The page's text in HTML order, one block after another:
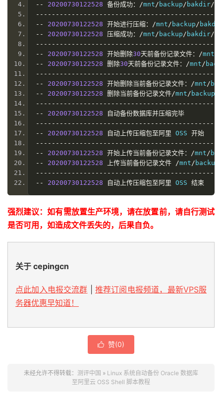
  rm
-rf $DATA_DIR /${ORACLE_SID}_${DEL_TIME }*
echo
echo "-- $(date +'%Y%m%d%H%M%S') 开始删除当前备
echo "-- $(date +'%Y%m%d%H%M%S') 删除当前备份记
echo
echo
echo "-- $(date +'%Y%m%d%H%M%S') 自动上传压缩包
echo "-- $(date +'%Y%m%d%H%M%S') 开始上传当前备
  rm
-rf $DATA_DIR /${ORACLE_SID}_${ BAKUP_TIME
echo
echo "-- $(date +'%Y%m%d%H%M%S') 自动上传压缩包
echo " " >> $DATA_DIR/BAK_LOG.txt;
--
20200730122528 备份成功：/mnt/ backup/ bakdir/
--
20200730122528 开始进行压缩：/mnt/ backup/
--
20200730122528 压缩成功：/mnt/ backup/ bakdir/
--
20200730122528 开始删除30天前备份记录文件：/mnt
--
20200730122528 删除30天前备份记录文件：/mnt/
--
20200730122528 开始删除当前备份记录文件：/mnt/
--
20200730122528 删除当前备份记录文件/mnt/ backup
--
20200730122528
自动备份数据库并压缩完毕
--
20200730122528 自动上传压缩包至阿里 OSS 开始
--
20200730122528 开始上传当前备份记录文件：/mnt/
--
20200730122528 上传当前备份记录文件 /mnt/ backup
--
20200730122528 自动上传压缩包至阿里 OSS 结束
强烈建议：如有需放置生产环境，请在放置前，请自行测试
是否可用，如造成文件丢失的，后果自负。
关于 cepingcn
点此加入电报交流群
推荐订阅电报频道，最新VPS服
务器优惠早知道！
 赞(0)
未经允许不得转载： 测评中国 » Linux 系统自动备份 Oracle 数据库
至阿里云 OSS Shell 脚本教程